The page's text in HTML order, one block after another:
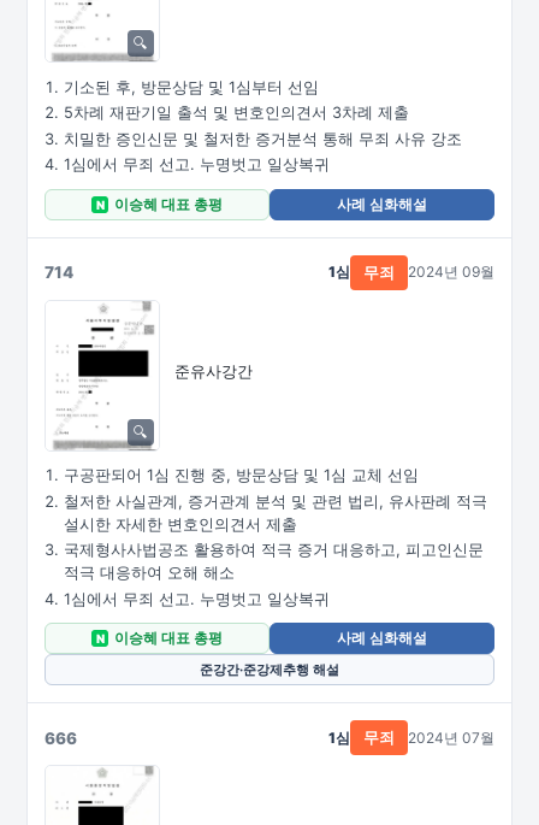
기소된 후, 방문상담 및 1심부터 선임
5차례 재판기일 출석 및 변호인의견서 3차례 제출
치밀한 증인신문 및 철저한 증거분석 통해 무죄 사유 강조
1심에서 무죄 선고. 누명벗고 일상복귀
N 이승혜 대표 총평 사례 심화해설
714
준유사강간
1심 무죄 2024년 09월
구공판되어 1심 진행 중, 방문상담 및 1심 교체 선임
철저한 사실관계, 증거관계 분석 및 관련 법리, 유사판례 적극
설시한 자세한 변호인의견서 제출
국제형사사법공조 활용하여 적극 증거 대응하고, 피고인신문
적극 대응하여 오해 해소
1심에서 무죄 선고. 누명벗고 일상복귀
N 이승혜 대표 총평
사례 심화해설
준강간·준강제추행 해설
666 1심 무죄 2024년 07월